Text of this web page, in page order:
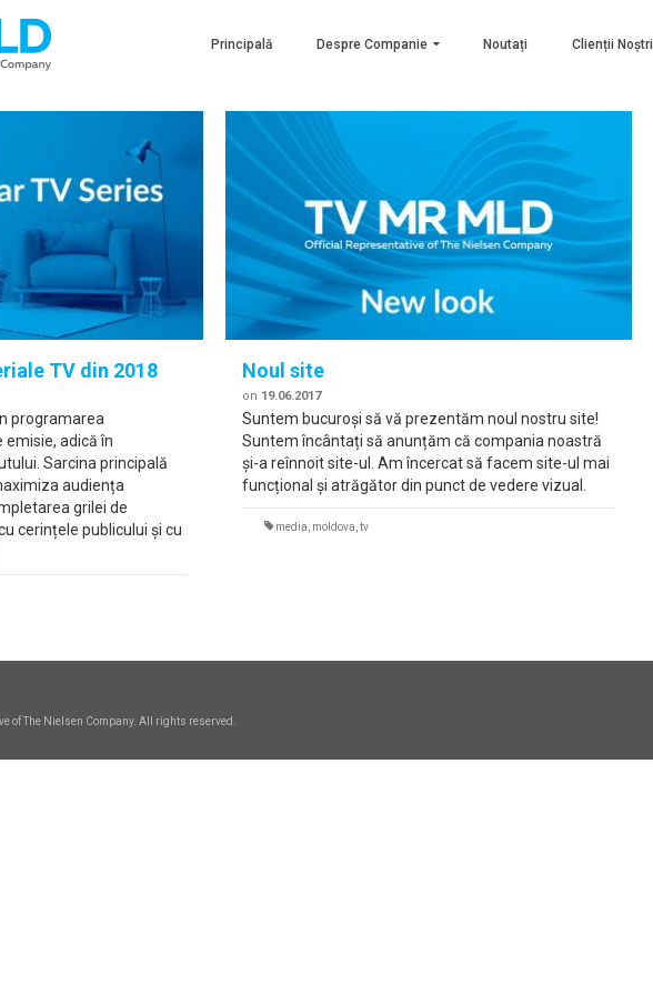
Principală Despre Companie Noutați Clienții Noștri
TV din 2018
programarea
adică în
Sarcina principală
audiența
grilei de
cerințele publicului și cu
Noul site
on 19.06.2017
Suntem bucuroși să vă prezentăm noul nostru site!
Suntem încântați să anunțăm că compania noastră
şi-a reînnoit site-ul. Am încercat să facem site-ul mai
funcțional și atrăgător din punct de vedere vizual.
media moldova tv
of The Nielsen Company. All rights reserved.